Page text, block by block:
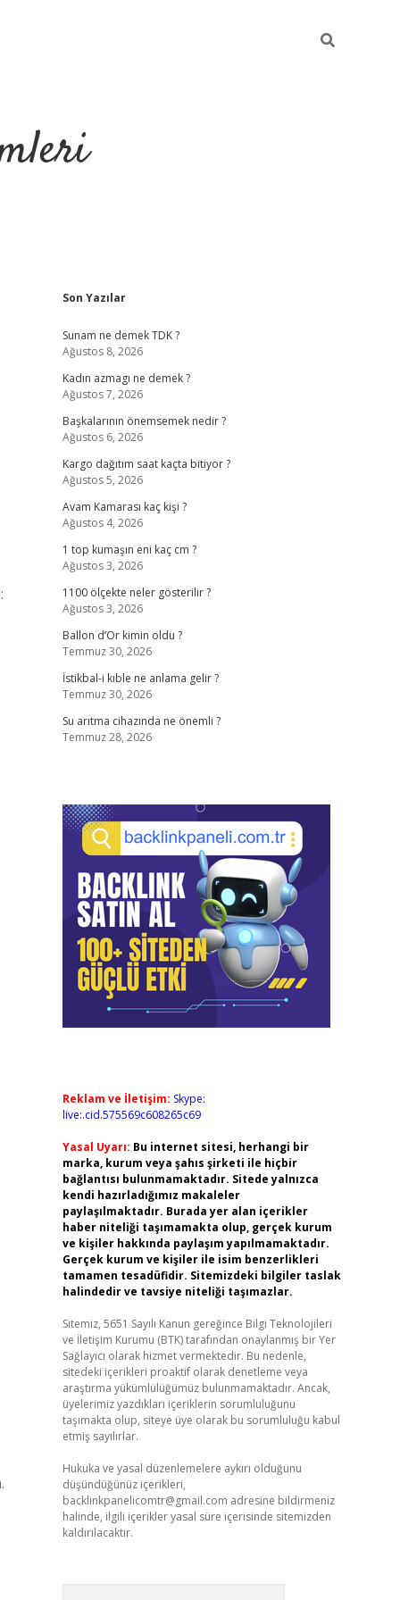
Sidebar
Son Yazılar
Sunam ne demek TDK ?
Ağustos 8, 2026
Kadın azmagı ne demek ?
Ağustos 7, 2026
Başkalarının önemsemek nedir ?
Ağustos 6, 2026
Kargo dağıtım saat kaçta bitiyor ?
Ağustos 5, 2026
Avam Kamarası kaç kişi ?
Ağustos 4, 2026
1 top kumaşın eni kaç cm ?
Ağustos 3, 2026
1100 ölçekte neler gösterilir ?
Ağustos 3, 2026
Ballon d’Or kimin oldu ?
Temmuz 30, 2026
İstikbal-i kıble ne anlama gelir ?
Temmuz 30, 2026
Su arıtma cihazında ne önemli ?
Temmuz 28, 2026
Reklam ve İletişim: Skype:
live:.cid.575569c608265c69
Yasal Uyarı: Bu internet sitesi, herhangi bir
marka, kurum veya şahıs şirketi ile hiçbir
bağlantısı bulunmamaktadır. Sitede yalnızca
kendi hazırladığımız makaleler
paylaşılmaktadır. Burada yer alan içerikler
haber niteliği taşımamakta olup, gerçek kurum
ve kişiler hakkında paylaşım yapılmamaktadır.
Gerçek kurum ve kişiler ile isim benzerlikleri
tamamen tesadüfidir. Sitemizdeki bilgiler taslak
halindedir ve tavsiye niteliği taşımazlar.
Sitemiz, 5651 Sayılı Kanun gereğince Bilgi Teknolojileri
ve İletişim Kurumu (BTK) tarafından onaylanmış bir Yer
Sağlayıcı olarak hizmet vermektedir. Bu nedenle,
sitedeki içerikleri proaktif olarak denetleme veya
araştırma yükümlülüğümüz bulunmamaktadır. Ancak,
üyelerimiz yazdıkları içeriklerin sorumluluğunu
taşımakta olup, siteye üye olarak bu sorumluluğu kabul
etmiş sayılırlar.
Hukuka ve yasal düzenlemelere aykırı olduğunu
düşündüğünüz içerikleri,
backlinkpanelicomtr@gmail.com adresine bildirmeniz
halinde, ilgili içerikler yasal süre içerisinde sitemizden
kaldırılacaktır.